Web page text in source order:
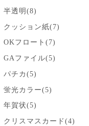
半透明(8)
クッション紙(7)
OKフロート(7)
GAファイル(5)
パチカ(5)
蛍光カラー(5)
年賀状(5)
クリスマスカード(4)